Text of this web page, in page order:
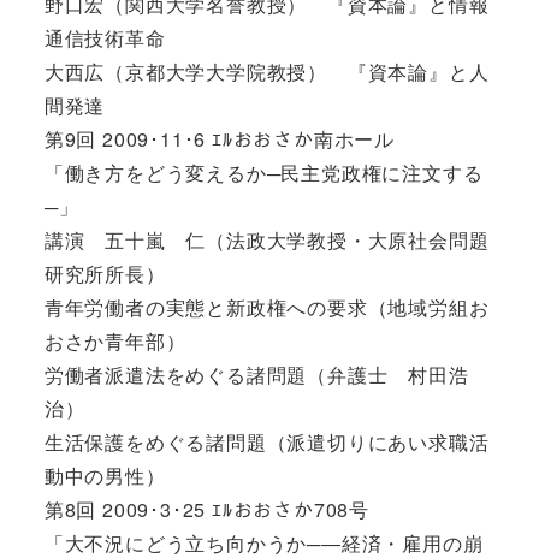
通信技術革命
大西広（京都大学大学院教授） 『資本論』と人
間発達
第9回 2009･11･6 ｴﾙおおさか南ホール
「働き方をどう変えるか─民主党政権に注文する
─」
講演 五十嵐 仁（法政大学教授・大原社会問題
研究所所長）
青年労働者の実態と新政権への要求（地域労組お
おさか青年部）
労働者派遣法をめぐる諸問題（弁護士 村田浩
治）
生活保護をめぐる諸問題（派遣切りにあい求職活
動中の男性）
第8回 2009･3･25 ｴﾙおおさか708号
「大不況にどう立ち向かうか─―経済・雇用の崩